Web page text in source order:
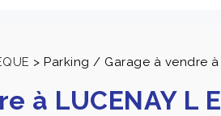
> Parking / Garage à vendre à
LUCENAY L